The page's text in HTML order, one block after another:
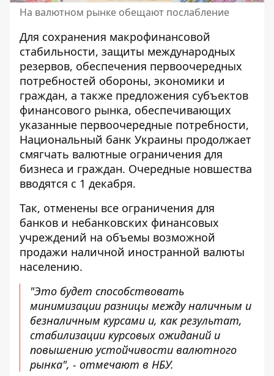
На валютном рынке обещают послабление
Для сохранения макрофинансовой
стабильности, защиты международных
резервов, обеспечения первоочередных
потребностей обороны, экономики и
граждан, а также предложения субъектов
финансового рынка, обеспечивающих
указанные первоочередные потребности,
Национальный банк Украины продолжает
смягчать валютные ограничения для
бизнеса и граждан. Очередные новшества
вводятся с 1 декабря.
Так, отменены все ограничения для
банков и небанковских финансовых
учреждений на объемы возможной
продажи наличной иностранной валюты
населению.
"Это будет способствовать
минимизации разницы между наличным и
безналичным курсами и, как результат,
стабилизации курсовых ожиданий и
повышению устойчивости валютного
рынка", - отмечают в НБУ.